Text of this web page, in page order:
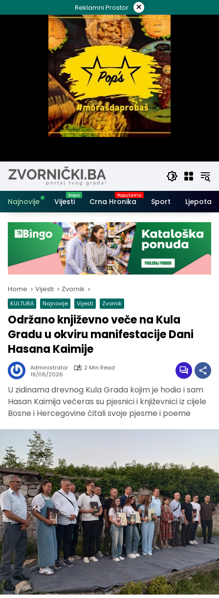
to
Reklamni Prostor ×
Najnovije Vijesti Crna Hronika Sport Ljepota i
Home Vijesti Zvornik
KULTURA Najnovije Vijesti Zvornik
Održano književno veče na Kula
Gradu u okviru manifestacije Dani
Hasana Kaimije
Administrator
2 Min Read
19/06/2026
U zidinama drevnog Kula Grada kojim je hodio i sam
Hasan Kaimija večeras su pjesnici i književnici iz cijele
Bosne i Hercegovine čitali svoje pjesme i poeme